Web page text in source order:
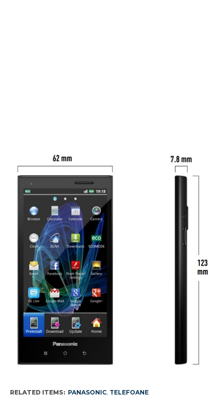
RELATED ITEMS: PANASONIC, TELEFOANE